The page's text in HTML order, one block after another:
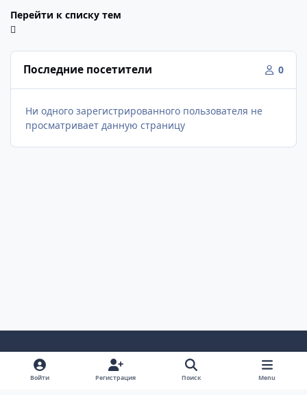
Перейти к списку тем
Последние посетители 0
Ни одного зарегистрированного пользователя не
просматривает данную страницу
Светлый Режим
Темный РежимНастройка Системы
Войти Регистрация Поиск Menu